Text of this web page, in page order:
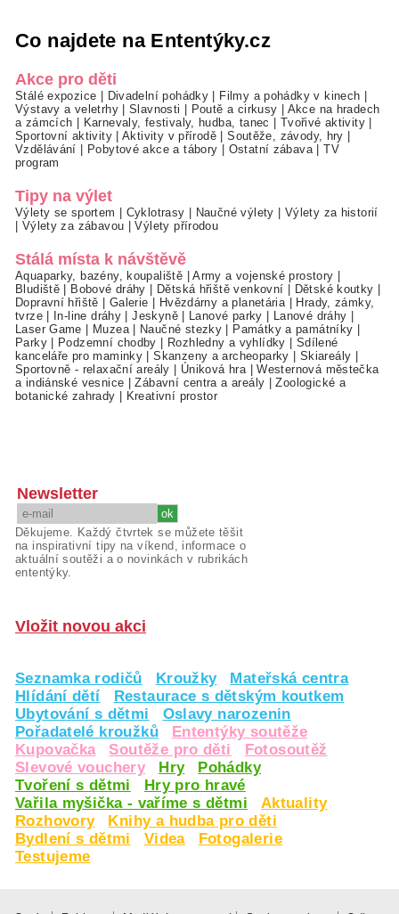
Co najdete na Ententýky.cz
Akce pro děti
Stálé expozice Divadelní pohádky Filmy a pohádky v kinech
Výstavy a veletrhy|Slavnosti Poutě a cirkusy
Akce na hradech
a zámcích
Karnevaly, festivaly, hudba, tanec Tvořivé aktivity
Sportovní aktivity|Aktivity v přírodě |Soutěže, závody, hry
Vzdělávání
Pobytové akce a tábory Ostatní zábava |TV
program
Tipy na výlet
Výlety se sportem Cyklotrasy Naučné výlety
Výlety za historií
Výlety za zábavou |Výlety přírodou
Stálá místa k návštěvě
Aquaparky, bazény, koupaliště |Army a vojenské prostory
Bludiště
Bobové dráhy Dětská hřiště venkovní Dětské koutky
Dopravní hřiště
Galerie Hvězdárny a planetária
Hrady, zámky,
tvrze| In-line dráhy |Jeskyně| Lanové parky Lanové dráhy
Laser Game
Muzea| Naučné stezky Památky a památníky
Parky| Podzemní chodby Rozhledny a vyhlídky
Sdílené
kanceláře pro maminky |Skanzeny a archeoparky Skiareály
Sportovně - relaxační areály
Úniková hra |Westernová městečka
a indiánské vesnice |Zábavní centra a areály |Zoologické a
botanické zahrady
Kreativní prostor
Newsletter
Děkujeme. Každý čtvrtek se můžete těšit
na inspirativní tipy na víkend, informace o
aktuální soutěži a o novinkách v rubrikách
ententýky.
Vložit novou akci
Seznamka rodičů Kroužky
Mateřská centra
Hlídání dětí
Restaurace s dětským koutkem
Ubytování s dětmi
Oslavy narozenin
Pořadatelé kroužků
Ententýky soutěže
Kupovačka
Soutěže pro děti
Fotosoutěž
Slevové vouchery
Hry
Pohádky
Tvoření s dětmi
Hry pro hravé
Vařila myšička - vaříme s dětmi
Aktuality
Rozhovory
Knihy a hudba pro děti
Bydlení s dětmi
Videa
Fotogalerie
Testujeme